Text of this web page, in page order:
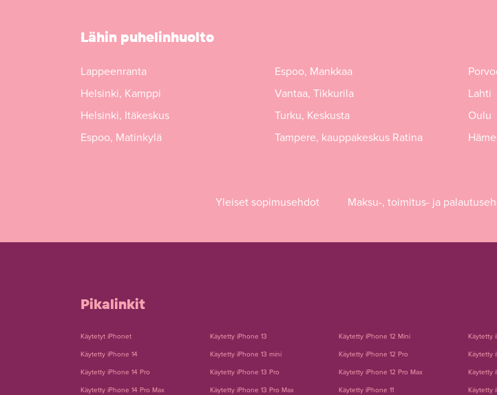
Lähin puhelinhuolto
Lappeenranta
Helsinki, Kamppi
Helsinki, Itäkeskus
Espoo, Matinkylä
Espoo, Mankkaa
Vantaa, Tikkurila
Turku, Keskusta
Tampere, kauppakeskus Ratina
Lahti
Oulu
Yleiset sopimusehdot Maksu-, toimitus- ja
Pikalinkit
Käytetyt iPhonet
Käytetty iPhone 14
Käytetty iPhone 14 Pro
Käytetty iPhone 14 Pro Max
Käytetty iPhone 13
Käytetty iPhone 13 mini
Käytetty iPhone 13 Pro
Käytetty iPhone 13 Pro Max
Käytetty iPhone 12 Mini
Käytetty iPhone 12 Pro
Käytetty iPhone 12 Pro Max
Käytetty iPhone 11
Käytetty
Käytetty
Käytetty
Käytetty